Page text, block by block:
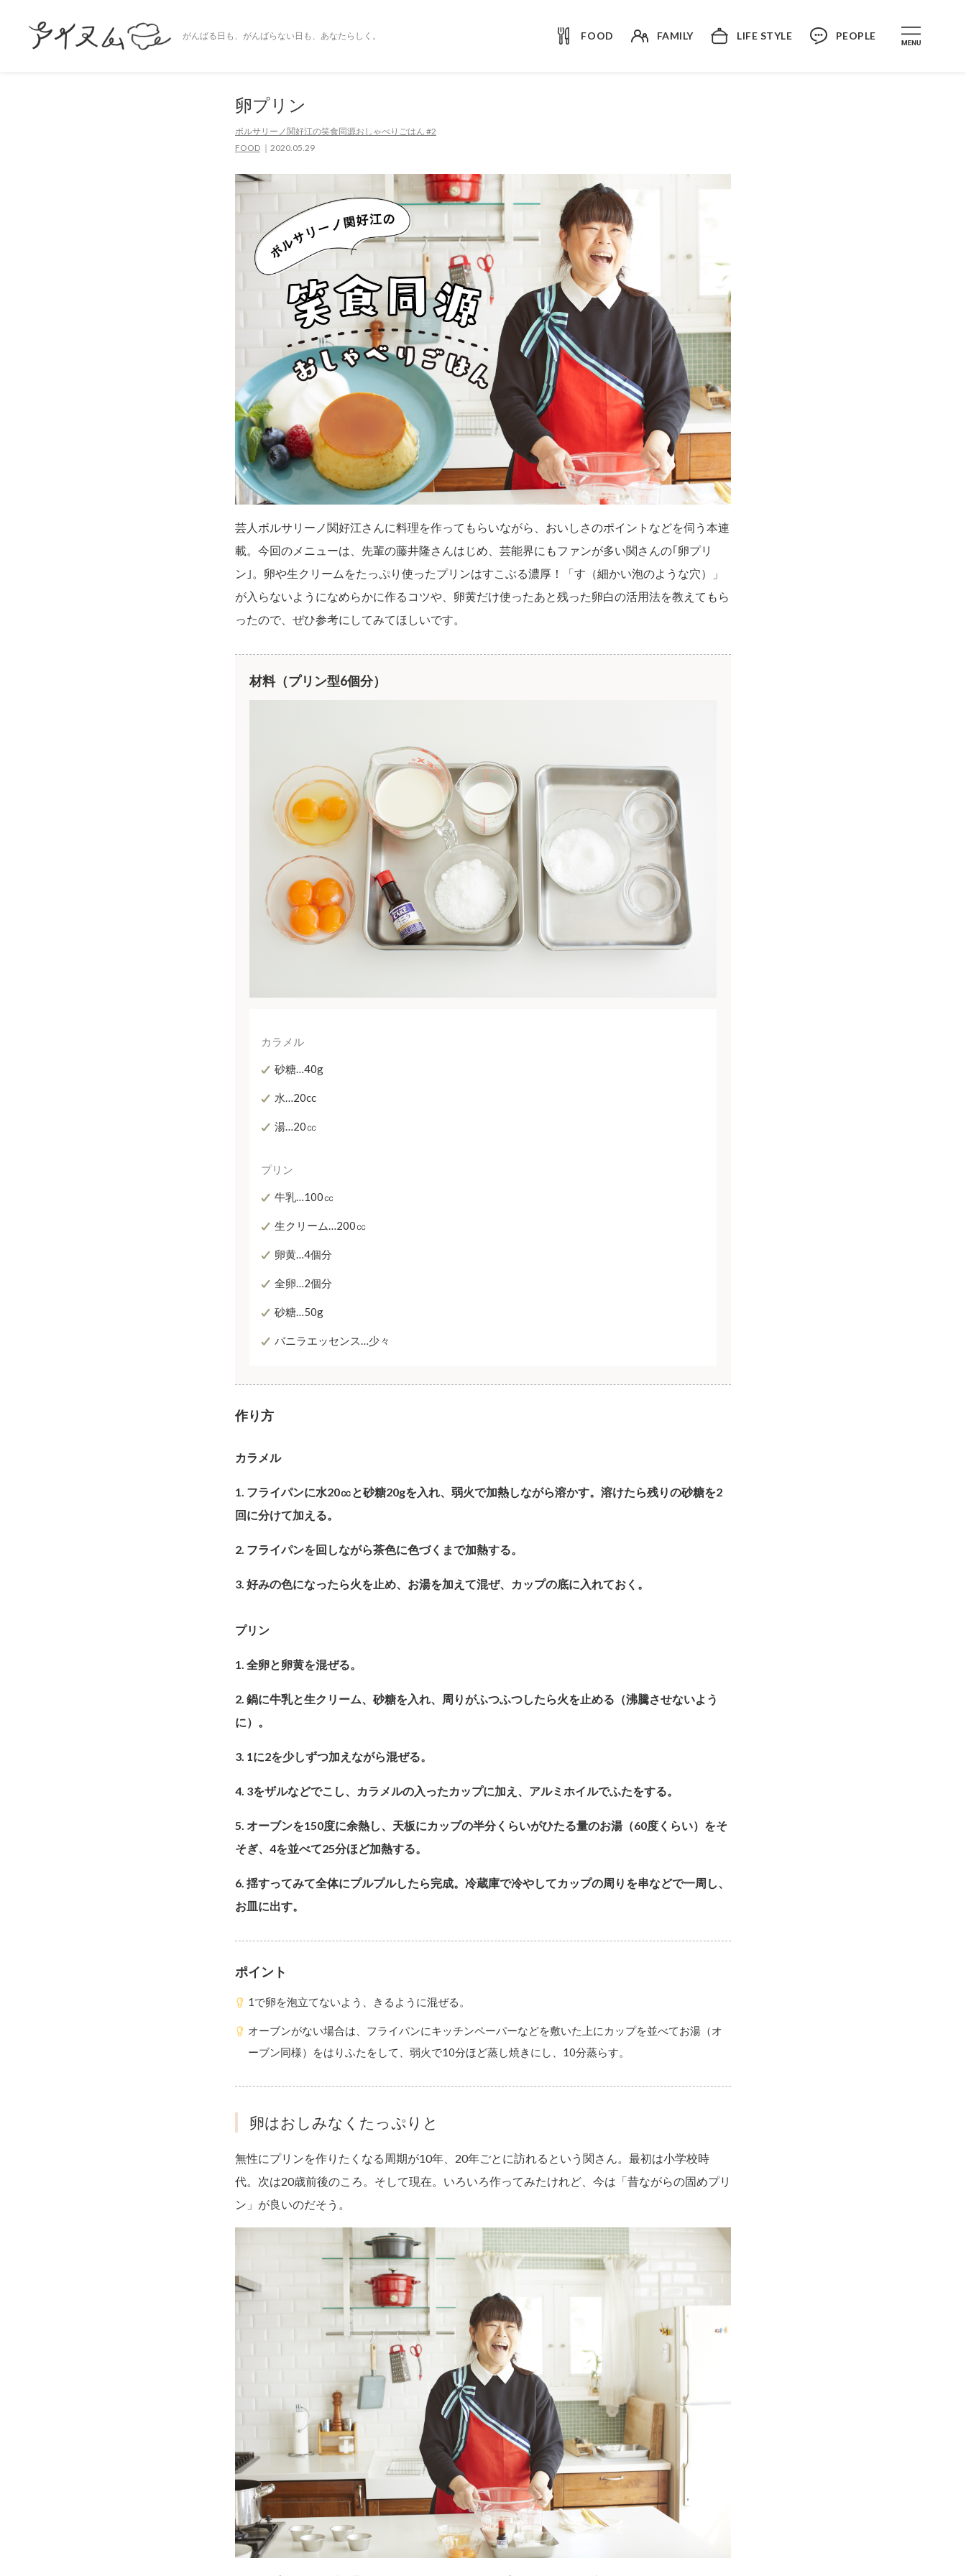
がんばる日も、がんばらない日も、あなたらしく。 FOOD FAMILY LIFE STYLE PEOPLE
卵プリン
ボルサリーノ関好江の笑食同源おしゃべりごはん #2
FOOD
2020.05.29
芸人ボルサリーノ関好江さんに料理を作ってもらいながら、おいしさのポイントなどを伺う本連
載。今回のメニューは、先輩の藤井隆さんはじめ、芸能界にもファンが多い関さんの｢卵プリ
ン｣。卵や生クリームをたっぷり使ったプリンはすこぶる濃厚！「す（細かい泡のような穴）」
が入らないようになめらかに作るコツや、卵黄だけ使ったあと残った卵白の活用法を教えてもら
ったので、ぜひ参考にしてみてほしいです。
材料（プリン型6個分）
カラメル
砂糖…40g
水…20cc
湯…20㏄
プリン
牛乳…100㏄
生クリーム…200㏄
卵黄…4個分
全卵…2個分
砂糖…50g
バニラエッセンス…少々
作り方
カラメル
1. フライパンに水20㏄と砂糖20gを入れ、弱火で加熱しながら溶かす。溶けたら残りの砂糖を2
回に分けて加える。
2. フライパンを回しながら茶色に色づくまで加熱する。
3. 好みの色になったら火を止め、お湯を加えて混ぜ、カップの底に入れておく。
プリン
1. 全卵と卵黄を混ぜる。
2. 鍋に牛乳と生クリーム、砂糖を入れ、周りがふつふつしたら火を止める（沸騰させないよう
に）。
3. 1に2を少しずつ加えながら混ぜる。
4. 3をザルなどでこし、カラメルの入ったカップに加え、アルミホイルでふたをする。
5. オーブンを150度に余熱し、天板にカップの半分くらいがひたる量のお湯（60度くらい）をそ
そぎ、4を並べて25分ほど加熱する。
6. 揺すってみて全体にプルプルしたら完成。冷蔵庫で冷やしてカップの周りを串などで一周し、
お皿に出す。
ポイント
1で卵を泡立てないよう、きるように混ぜる。
オーブンがない場合は、フライパンにキッチンペーパーなどを敷いた上にカップを並べてお湯（オ
ーブン同様）をはりふたをして、弱火で10分ほど蒸し焼きにし、10分蒸らす。
卵はおしみなくたっぷりと
無性にプリンを作りたくなる周期が10年、20年ごとに訪れるという関さん。最初は小学校時
代。次は20歳前後のころ。そして現在。いろいろ作ってみたけれど、今は「昔ながらの固めプリ
ン」が良いのだそう。